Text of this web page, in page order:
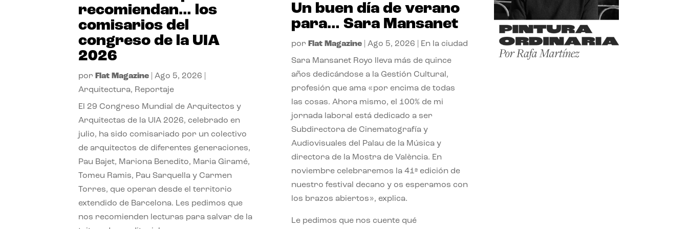
recomiendan… los
comisarios del
congreso de la UIA
2026
por Flat Magazine |Ago 5, 2026
Arquitectura, Reportaje
El 29 Congreso Mundial de Arquitectos y
Arquitectas de la UIA 2026, celebrado en
julio, ha sido comisariado por un colectivo
de arquitectos de diferentes generaciones,
Pau Bajet, Mariona Benedito, Maria Giramé,
Tomeu Ramis, Pau Sarquella y Carmen
Torres, que operan desde el territorio
extendido de Barcelona. Les pedimos que
nos recomienden lecturas para salvar de la
Un buen día de verano
para… Sara Mansanet
por Flat Magazine| Ago 5, 2026 En la ciudad
Sara Mansanet Royo lleva más de quince
años dedicándose a la Gestión Cultural,
profesión que ama «por encima de todas
las cosas. Ahora mismo, el 100% de mi
jornada laboral está dedicado a ser
Subdirectora de Cinematografía y
Audiovisuales del Palau de la Música y
directora de la Mostra de València. En
noviembre celebraremos la 41ª edición de
nuestro festival decano y os esperamos con
los brazos abiertos», explica.
Le pedimos que nos cuente qué